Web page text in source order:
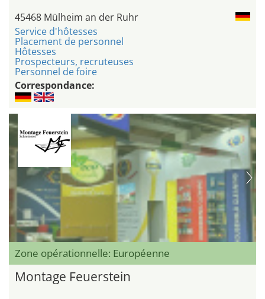
45468 Mülheim an der Ruhr
Service d'hôtesses
Placement de personnel
Hôtesses
Prospecteurs, recruteuses
Personnel de foire
Correspondance:
Zone opérationnelle: Européenne
Montage Feuerstein